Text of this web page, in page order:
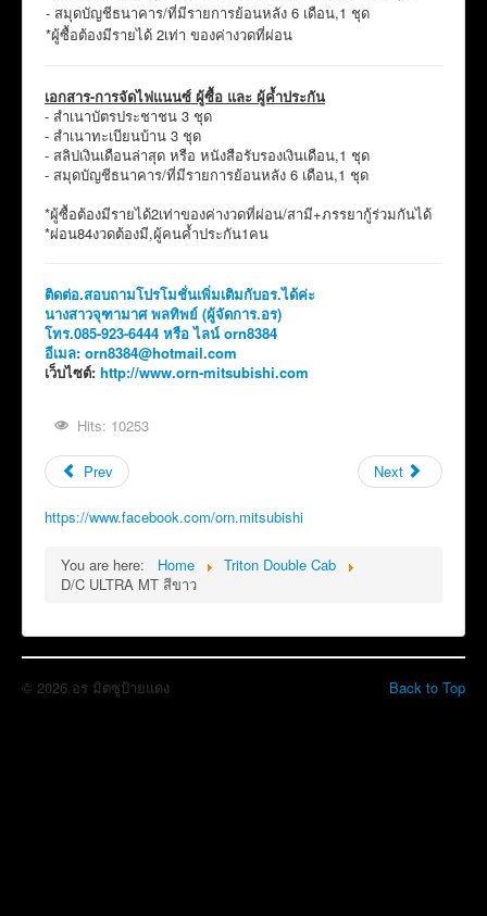
- สมุดบัญชีธนาคาร/ที่มีรายการย้อนหลัง 6 เดือน,1 ชุด
*ผู้ซื้อต้องมีรายได้ 2เท่า ของค่างวดที่ผ่อน
เอกสาร-การจัดไฟแนนซ์ ผู้ซื้อ และ ผู้ค้ำประกัน
- สำเนาบัตรประชาชน 3 ชุด
- สำเนาทะเบียนบ้าน 3 ชุด
- สลิปเงินเดือนล่าสุด หรือ หนังสือรับรองเงินเดือน,1 ชุด
- สมุดบัญชีธนาคาร/ที่มีรายการย้อนหลัง 6 เดือน,1 ชุด
*ผู้ซื้อต้องมีรายได้2เท่าของค่างวดที่ผ่อน/สามี+ภรรยากู้ร่วมกันได้
*ผ่อน84งวดต้องมี,ผู้คนค้ำประกัน1คน
ติดต่อ.สอบถามโปรโมชั่นเพิ่มเติมกับอร.ได้ค่ะ
นางสาวจุฑามาศ พลทิพย์ (ผู้จัดการ.อร)
โทร.085-923-6444 หรือ ไลน์ orn8384
อีเมล: orn8384@hotmail.com
เว็บไซต์: http://www.orn-mitsubishi.com
Hits: 10253
Prev Next
https://www.facebook.com/orn.mitsubishi
You are here: Home
Triton Double Cab
D/C ULTRA MT สีขาว
Back to Top
© 2026 อร มิตซูป้ายแดง